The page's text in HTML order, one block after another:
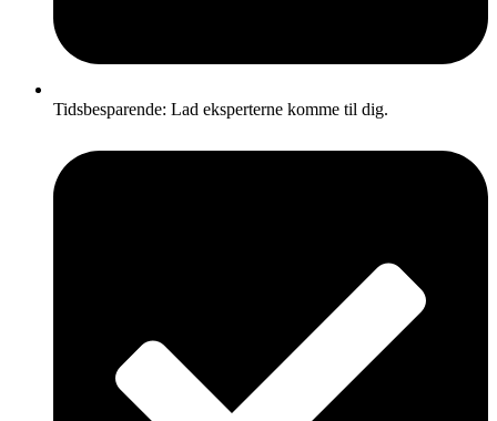
Tidsbesparende: Lad eksperterne komme til dig.